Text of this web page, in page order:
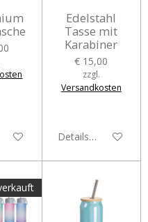
Edelstahl
Tasse mit
Karabiner
€ 15,00
zzgl.
Versandkosten
Details anzeigen